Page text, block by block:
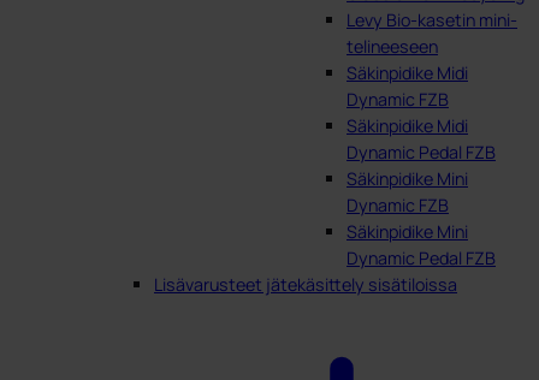
Levy Bio-kasetin mini-
telineeseen
Säkinpidike Midi
Dynamic FZB
Säkinpidike Midi
Dynamic Pedal FZB
Säkinpidike Mini
Dynamic FZB
Säkinpidike Mini
Dynamic Pedal FZB
Lisävarusteet jätekäsittely sisätiloissa